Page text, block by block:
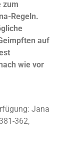
zum
Regeln.
auf
wie vor
Jana
362,